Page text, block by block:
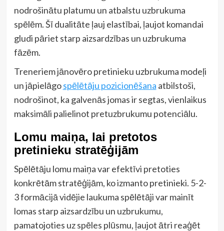
nodrošinātu platumu un atbalstu uzbrukuma
spēlēm. Šī dualitāte ļauj elastībai, ļaujot komandai
gludi pāriet starp aizsardzības un uzbrukuma
fāzēm.
Treneriem jānovēro pretinieku uzbrukuma modeļi
un jāpielāgospēlētāju pozicionēšana atbilstoši,
nodrošinot, ka galvenās jomas ir segtas, vienlaikus
maksimāli palielinot pretuzbrukumu potenciālu.
Lomu maiņa, lai pretotos
pretinieku stratēģijām
Spēlētāju lomu maiņa var efektīvi pretoties
konkrētām stratēģijām, ko izmanto pretinieki. 5-2-
3 formācijā vidējie laukuma spēlētāji var mainīt
lomas starp aizsardzību un uzbrukumu,
pamatojoties uz spēles plūsmu, ļaujot ātri reaģēt